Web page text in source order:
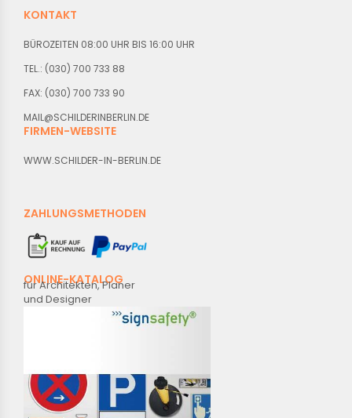
KONTAKT
BÜROZEITEN 08:00 UHR BIS 16:00 UHR
TEL.: (030) 700 733 88
FAX: (030) 700 733 90
MAIL@SCHILDERINBERLIN.DE
FIRMEN-WEBSITE
WWW.SCHILDER-IN-BERLIN.DE
ZAHLUNGSMETHODEN
ONLINE-KATALOG
für Architekten, Planer
und Designer